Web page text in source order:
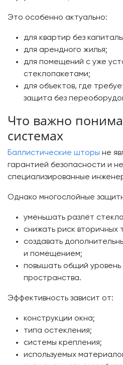
Это особенно актуально:
для квартир без
для арендного жилья;
для помещений с уже
стеклопакетами;
для объектов, где
защита без
Что важно
системах
Баллистические шторы не
гарантией безопасности и
специализированные
Однако многослойные
уменьшать разлёт
снижать риск вторичных
создавать
и помещением;
повышать общий
пространства.
Эффективность зависит от:
конструкции окна;
типа остекления;
системы крепления;
используемых